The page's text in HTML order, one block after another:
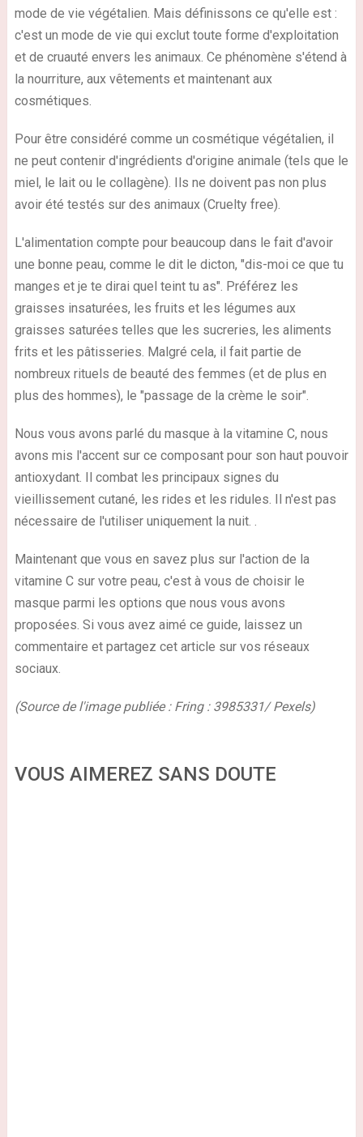
mode de vie végétalien. Mais définissons ce qu'elle est :
c'est un mode de vie qui exclut toute forme d'exploitation
et de cruauté envers les animaux. Ce phénomène s'étend à
la nourriture, aux vêtements et maintenant aux
cosmétiques.
Pour être considéré comme un cosmétique végétalien, il
ne peut contenir d'ingrédients d'origine animale (tels que le
miel, le lait ou le collagène). Ils ne doivent pas non plus
avoir été testés sur des animaux (Cruelty free).
L'alimentation compte pour beaucoup dans le fait d'avoir
une bonne peau, comme le dit le dicton, "dis-moi ce que tu
manges et je te dirai quel teint tu as". Préférez les
graisses insaturées, les fruits et les légumes aux
graisses saturées telles que les sucreries, les aliments
frits et les pâtisseries. Malgré cela, il fait partie de
nombreux rituels de beauté des femmes (et de plus en
plus des hommes), le "passage de la crème le soir".
Nous vous avons parlé du masque à la vitamine C, nous
avons mis l'accent sur ce composant pour son haut pouvoir
antioxydant. Il combat les principaux signes du
vieillissement cutané, les rides et les ridules. Il n'est pas
nécessaire de l'utiliser uniquement la nuit. .
Maintenant que vous en savez plus sur l'action de la
vitamine C sur votre peau, c'est à vous de choisir le
masque parmi les options que nous vous avons
proposées. Si vous avez aimé ce guide, laissez un
commentaire et partagez cet article sur vos réseaux
sociaux.
(Source de l'image publiée : Fring : 3985331/ Pexels)
VOUS AIMEREZ SANS DOUTE